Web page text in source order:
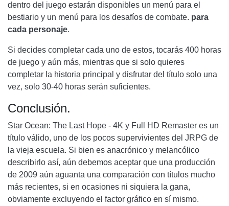
dentro del juego estarán disponibles un menú para el
bestiario y un menú para los desafíos de combate. para
cada personaje.
Si decides completar cada uno de estos, tocarás 400 horas
de juego y aún más, mientras que si solo quieres
completar la historia principal y disfrutar del título solo una
vez, solo 30-40 horas serán suficientes.
Conclusión.
Star Ocean: The Last Hope - 4K y Full HD Remaster es un
título válido, uno de los pocos supervivientes del JRPG de
la vieja escuela. Si bien es anacrónico y melancólico
describirlo así, aún debemos aceptar que una producción
de 2009 aún aguanta una comparación con títulos mucho
más recientes, si en ocasiones ni siquiera la gana,
obviamente excluyendo el factor gráfico en sí mismo.